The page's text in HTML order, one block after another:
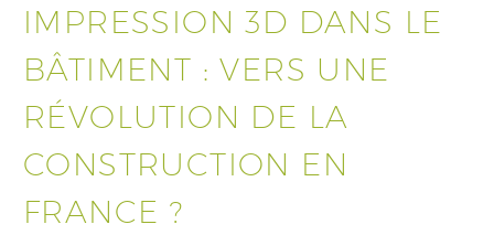
IMPRESSION 3D DANS LE
BÂTIMENT : VERS UNE
RÉVOLUTION DE LA
CONSTRUCTION EN
FRANCE ?